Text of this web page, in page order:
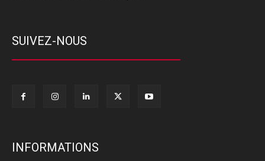
SUIVEZ-NOUS
INFORMATIONS